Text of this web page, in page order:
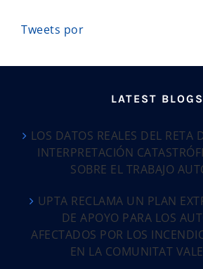
Tweets por
LATEST BLOGS
LOS DATOS REALES DEL RETA
INTERPRETACIÓN
SOBRE EL TRABAJO
UPTA RECLAMA UN PLAN
DE APOYO PARA LOS
AFECTADOS POR LOS
EN LA COMUNITAT